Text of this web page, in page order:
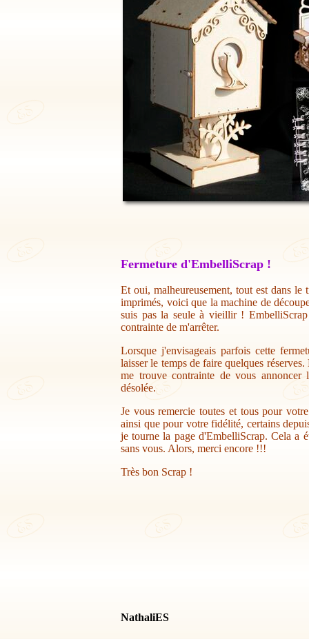
Fermeture d'EmbelliScrap !
Et oui, malheureusement, tout est dans
imprimés, voici que la machine de
suis pas la seule à vieillir !
contrainte de m'arrêter.
Lorsque j'envisageais parfois cette
laisser le temps de faire quelques
me trouve contrainte de vous annoncer
désolée.
Je vous remercie toutes et tous pour
ainsi que pour votre fidélité, certains
je tourne la page d'EmbelliScrap. Cela a
sans vous. Alors, merci encore !!!
Très bon Scrap !
NathaliES